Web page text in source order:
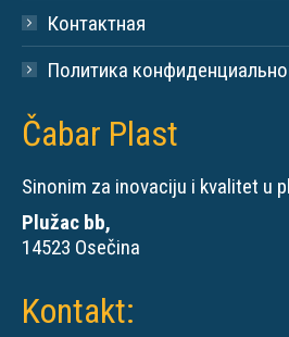
Контактная
Политика
Čabar Plast
Sinonim za inovaciju i kvalitet u
Plužac bb,
14523 Osečina
Kontakt: